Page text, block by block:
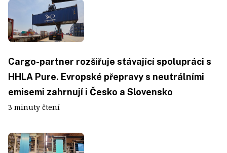
Cargo-partner rozšiřuje stávající spolupráci s
HHLA Pure. Evropské přepravy s neutrálními
emisemi zahrnují i Česko a Slovensko
3 minuty čtení